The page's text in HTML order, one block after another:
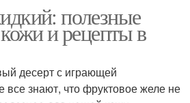
полезные
и рецепты в
десерт с играющей
все знают, что фруктовое желе не